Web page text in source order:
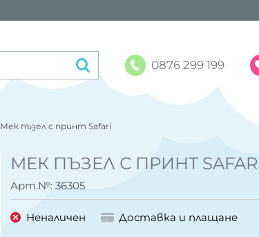
0876 299 199
Мек пъзел с принт Safari
МЕК ПЪЗЕЛ С ПРИНТ
Арт.№: 36305
Неналичен
Доставка и плащане